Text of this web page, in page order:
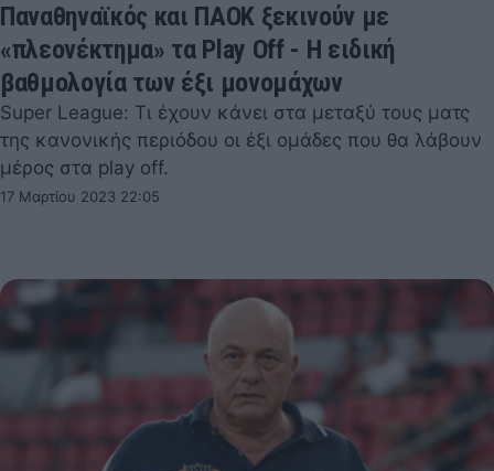
Παναθηναϊκός και ΠΑΟΚ ξεκινούν με
«πλεονέκτημα» τα Play Off - Η ειδική
βαθμολογία των έξι μονομάχων
Super League: Τι έχουν κάνει στα μεταξύ τους ματς
της κανονικής περιόδου οι έξι ομάδες που θα λάβουν
μέρος στα play off.
17 Μαρτίου 2023 22:05